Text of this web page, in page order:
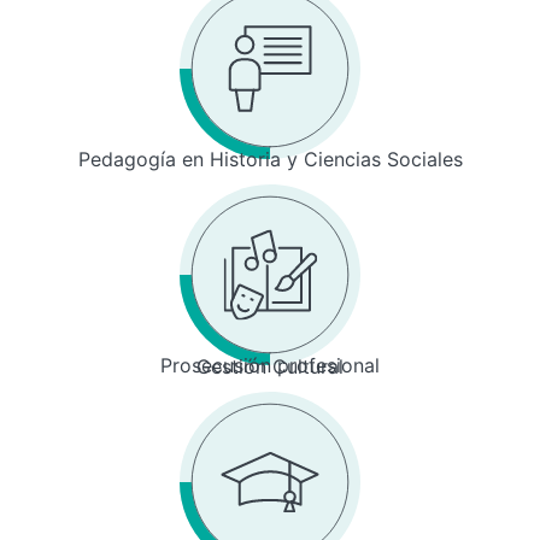
Pedagogía en Historia y Ciencias Sociales
Prosecusión profesional
Gestión Cultural